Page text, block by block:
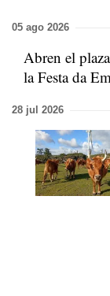
05 ago 2026
Abren el
la Festa da
28 jul 2026